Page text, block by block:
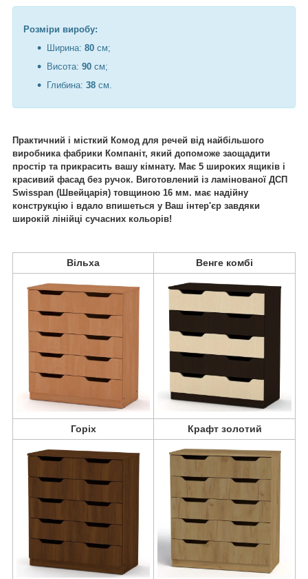
Розміри виробу:
Ширина: 80 см;
Висота: 90 см;
Глибина: 38 см.
Практичний і місткий Комод для речей від найбільшого
виробника фабрики Компаніт, який допоможе заощадити
простір та прикрасить вашу кімнату. Має 5 широких ящиків і
красивий фасад без ручок. Виготовлений із ламінованої ДСП
Swisspan (Швейцарія) товщиною 16 мм. має надійну
конструкцію і вдало впишеться у Ваш інтер'єр завдяки
широкій лінійці сучасних кольорів!
Вільха Венге комбі
Горіх Крафт золотий